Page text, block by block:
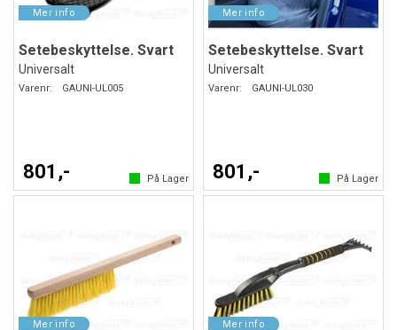
Setebeskyttelse. Svart
Universalt
Varenr: GAUNI-UL005
801,- På Lager
Setebeskyttelse. Svart
Universalt
Varenr: GAUNI-UL030
801,- På Lager